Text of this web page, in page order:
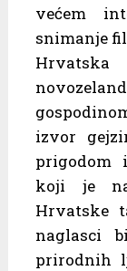
većem
snimanje
Hrvatska
izvor
prigodom
koji je
Hrvatske
naglasci
prirodnih